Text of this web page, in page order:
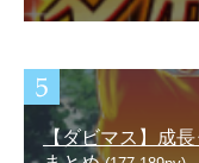
【ダビマス】成